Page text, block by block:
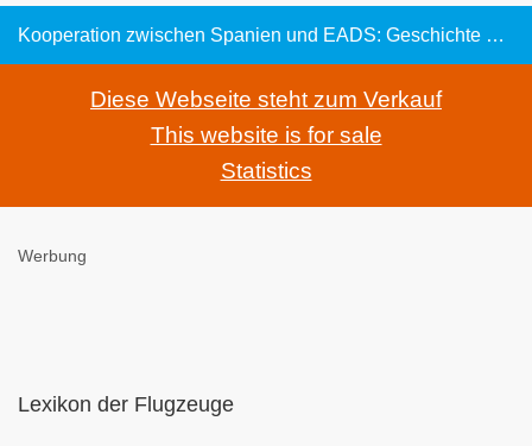
Kooperation zwischen Spanien und EADS: Geschichte der F-18 Hornet:
Diese Webseite steht zum Verkauf
This website is for sale
Statistics
Werbung
Lexikon der Flugzeuge